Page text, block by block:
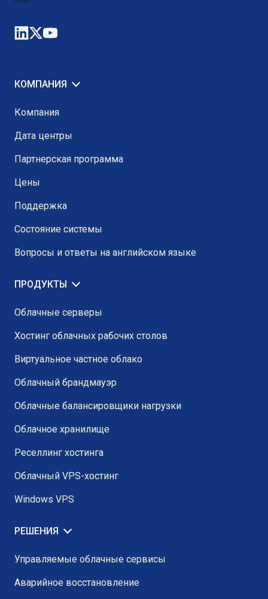
КОМПАНИЯ
Компания
Дата центры
Партнерская программа
Цены
Поддержка
Состояние системы
Вопросы и ответы на английском языке
ПРОДУКТЫ
Облачные серверы
Хостинг облачных рабочих столов
Виртуальное частное облако
Облачный брандмауэр
Облачные балансировщики нагрузки
Облачное хранилище
Реселлинг хостинга
Облачный VPS-хостинг
Windows VPS
РЕШЕНИЯ
Управляемые облачные сервисы
Аварийное восстановление